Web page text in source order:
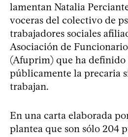
lamentan Natalia
voceras del colectivo de
trabajadores sociales
Asociación de
(Afuprim) que ha
públicamente la precaria
trabajan.
En una carta elaborada
plantea que son sólo 204